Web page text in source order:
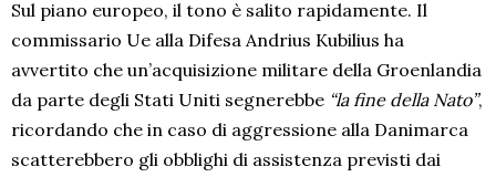
Sul piano europeo, il tono è salito rapidamente. Il
commissario Ue alla Difesa Andrius Kubilius ha
avvertito che un’acquisizione militare della Groenlandia
da parte degli Stati Uniti segnerebbe “la fine della Nato”,
ricordando che in caso di aggressione alla Danimarca
scatterebbero gli obblighi di assistenza previsti dai